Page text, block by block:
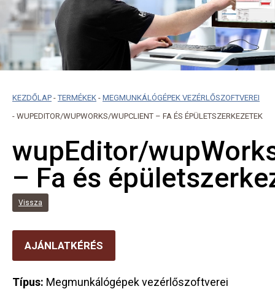
KEZDŐLAP -TERMÉKEK - MEGMUNKÁLÓGÉPEK VEZÉRLŐSZOFTVEREI
- WUPEDITOR/WUPWORKS/WUPCLIENT – FA ÉS ÉPÜLETSZERKEZETEK
wupEditor/
– Fa és
Vissza
AJÁNLATKÉRÉS
Típus: Megmunkálógépek vezérlőszoftverei